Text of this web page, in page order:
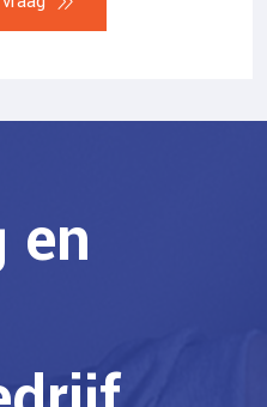
en
1
2